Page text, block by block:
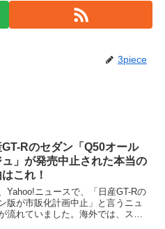
3piece
GT-Rのセダン「Q50オール
ュ」が発売中止された本当の
これ！
Yahoo!ニュースで、「日産GT-Rの
版が市販化計画中止」と言うニュ
流れていました。海外では、スカ